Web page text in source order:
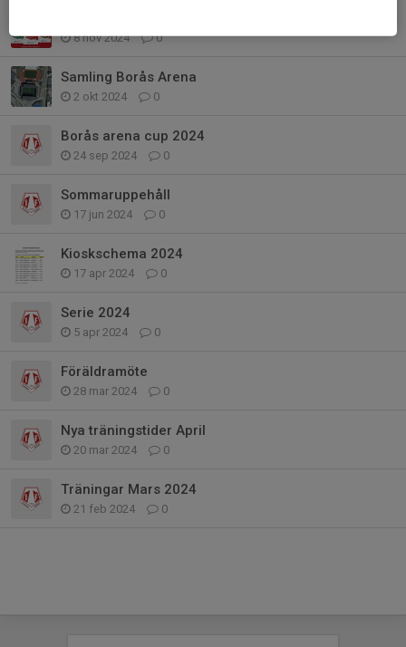
8 nov 2024 0
Samling Borås Arena
2 okt 2024 0
Borås arena cup 2024
24 sep 2024 0
Sommaruppehåll
17 jun 2024 0
Kioskschema 2024
17 apr 2024 0
Serie 2024
5 apr 2024 0
Föräldramöte
28 mar 2024 0
Nya träningstider April
20 mar 2024 0
Träningar Mars 2024
21 feb 2024 0